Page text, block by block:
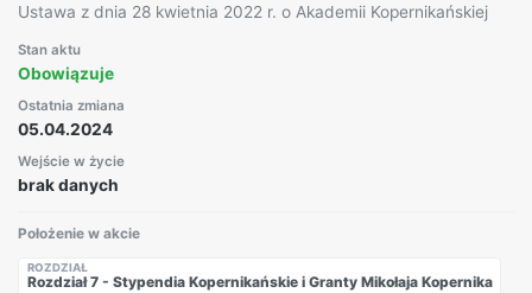
Ustawa z dnia 28 kwietnia 2022 r. o Akademii Kopernikańskiej
Stan aktu
Obowiązuje
Ostatnia zmiana
05.04.2024
Wejście w życie
brak danych
Położenie w akcie
ROZDZIAŁ
Rozdział 7 - Stypendia Kopernikańskie i Granty Mikołaja Kopernika